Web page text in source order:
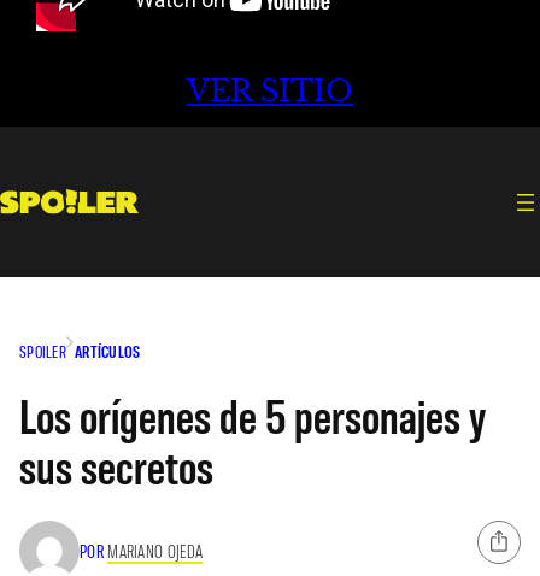
VER SITIO
SPOILER ARTÍCULOS
Los orígenes de 5 personajes y
sus secretos
POR MARIANO OJEDA